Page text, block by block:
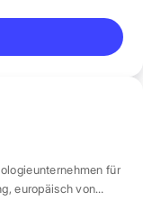
für
europäisch von